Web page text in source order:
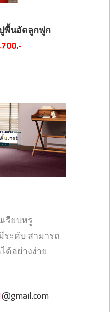
พื้นอัดลูกฟูก
รียบหรู
ระดับ สามารถ
ด้อย่างง่าย
@gmail.com